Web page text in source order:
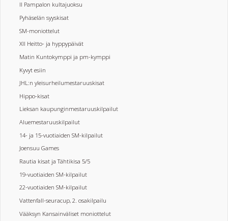
II Pampalon kultajuoksu
Pyhäselän syyskisat
SM-moniottelut
XII Heitto- ja hyppypäivät
Matin Kuntokymppi ja pm-kymppi
Kyvyt esiin
JHL:n yleisurheilumestaruuskisat
Hippo-kisat
Lieksan kaupunginmestaruuskilpailut
Aluemestaruuskilpailut
14- ja 15-vuotiaiden SM-kilpailut
Joensuu Games
Rautia kisat ja Tähtikisa 5/5
19-vuotiaiden SM-kilpailut
22-vuotiaiden SM-kilpailut
Vattenfall-seuracup, 2. osakilpailu
Vääksyn Kansainväliset moniottelut